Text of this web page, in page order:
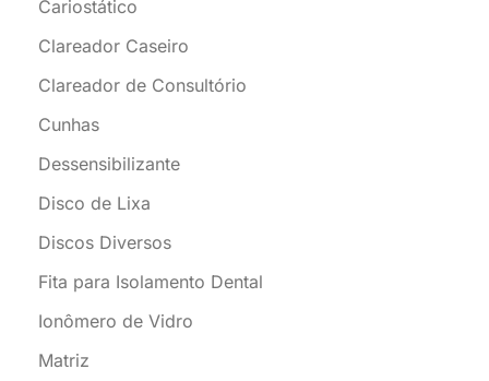
Cariostático
Clareador Caseiro
Clareador de Consultório
Cunhas
Dessensibilizante
Disco de Lixa
Discos Diversos
Fita para Isolamento Dental
Ionômero de Vidro
Matriz